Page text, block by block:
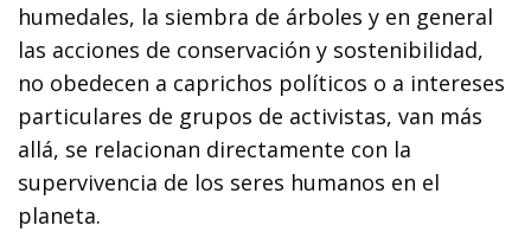
humedales, la siembra de árboles y en general
las acciones de conservación y sostenibilidad,
no obedecen a caprichos políticos o a intereses
particulares de grupos de activistas, van más
allá, se relacionan directamente con la
supervivencia de los seres humanos en el
planeta.